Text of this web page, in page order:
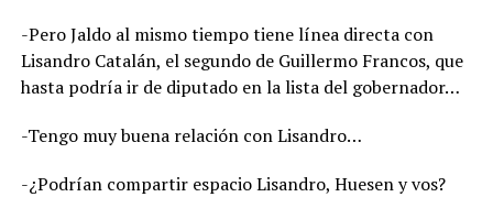
-Pero Jaldo al mismo tiempo tiene línea directa con
Lisandro Catalán, el segundo de Guillermo Francos, que
hasta podría ir de diputado en la lista del gobernador…
-Tengo muy buena relación con Lisandro…
-¿Podrían compartir espacio Lisandro, Huesen y vos?